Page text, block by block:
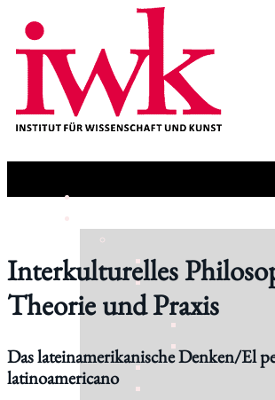
Interkulturelles
Theorie und Praxis
Das lateinamerikanische Denken/El
latinoamericano